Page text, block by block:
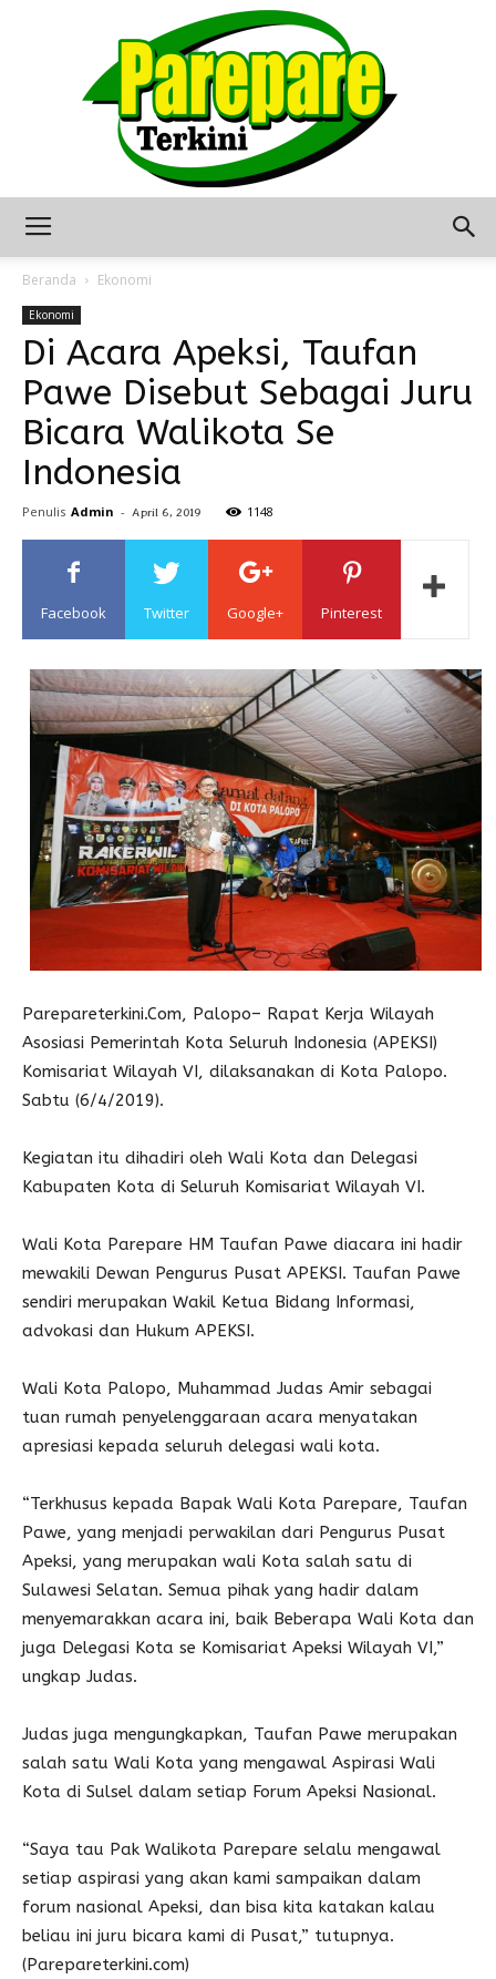
Terkini
Seputar
Sulawesi
Beranda Ekonomi
Ekonomi
Di Acara Apeksi, Taufan
Pawe Disebut Sebagai Juru
Bicara Walikota Se
Indonesia
Penulis Admin - April 6, 2019 1148
Facebook Twitter Google+ Pinterest
Parepareterkini.Com, Palopo– Rapat Kerja Wilayah
Asosiasi Pemerintah Kota Seluruh Indonesia (APEKSI)
Komisariat Wilayah VI, dilaksanakan di Kota Palopo.
Sabtu (6/4/2019).
Kegiatan itu dihadiri oleh Wali Kota dan Delegasi
Kabupaten Kota di Seluruh Komisariat Wilayah VI.
Wali Kota Parepare HM Taufan Pawe diacara ini hadir
mewakili Dewan Pengurus Pusat APEKSI. Taufan Pawe
sendiri merupakan Wakil Ketua Bidang Informasi,
advokasi dan Hukum APEKSI.
Wali Kota Palopo, Muhammad Judas Amir sebagai
tuan rumah penyelenggaraan acara menyatakan
apresiasi kepada seluruh delegasi wali kota.
“Terkhusus kepada Bapak Wali Kota Parepare, Taufan
Pawe, yang menjadi perwakilan dari Pengurus Pusat
Apeksi, yang merupakan wali Kota salah satu di
Sulawesi Selatan. Semua pihak yang hadir dalam
menyemarakkan acara ini, baik Beberapa Wali Kota dan
juga Delegasi Kota se Komisariat Apeksi Wilayah VI,”
ungkap Judas.
Judas juga mengungkapkan, Taufan Pawe merupakan
salah satu Wali Kota yang mengawal Aspirasi Wali
Kota di Sulsel dalam setiap Forum Apeksi Nasional.
“Saya tau Pak Walikota Parepare selalu mengawal
setiap aspirasi yang akan kami sampaikan dalam
forum nasional Apeksi, dan bisa kita katakan kalau
beliau ini juru bicara kami di Pusat,” tutupnya.
(Parepareterkini.com)